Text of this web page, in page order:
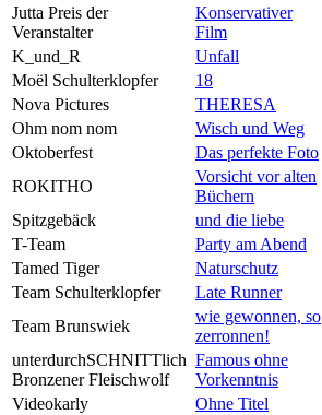
Jutta Preis der
Veranstalter
Konservativer
Film
K_und_R
Unfall
Moël Schulterklopfer 18
Nova Pictures
THERESA
Ohm nom nom
Wisch und Weg
Oktoberfest
Das perfekte Foto
ROKITHO
Vorsicht vor alten
Büchern
Spitzgebäck
und die liebe
T-Team
Party am Abend
Tamed Tiger
Naturschutz
Team Schulterklopfer Late Runner
Team Brunswiek
wie gewonnen, so
zerronnen!
unterdurchSCHNITTlich
Bronzener Fleischwolf
Famous ohne
Vorkenntnis
Videokarly
Ohne Titel